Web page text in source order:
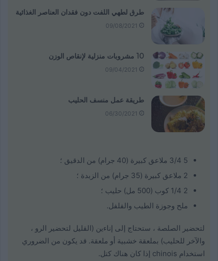
طرق لطهي اللفت دون فقدان العناصر الغذائية
09/08/2021
10 مشروبات منزلية لإنقاص الوزن
09/04/2021
طريقة عمل منسف الحليب
06/30/2021
5 3/4 ملاعق كبيرة (40 جرام) من الدقيق ؛
2 ملاعق كبيرة (35 جرام) من الزبدة ؛
2 1/4 كوب (500 مل) حليب ؛
ملح وجوزة الطيب والفلفل.
لتحضير الصلصة ، ستحتاج إلى إناءين (القليل لتحضير الرو ،
والآخر للحليب) بملعقة خشبية أو ملعقة. قد يكون من الضروري
استخدام chinois إذا كان هناك كتل.